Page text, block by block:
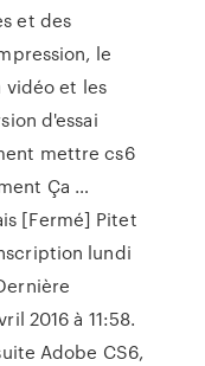
et des
le
vidéo et les
d'essai
mettre cs6
Ça …
[Fermé] Pitet
lundi
2016 à 11:58.
Adobe CS6,